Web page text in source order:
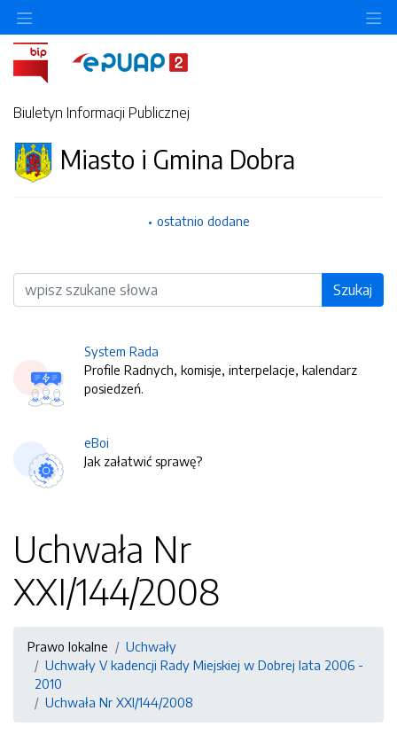
Biuletyn Informacji Publicznej
Miasto i Gmina Dobra
ostatnio dodane
Wyszukiwarka Szukaj
System Rada
Profile Radnych, komisje, interpelacje, kalendarz
posiedzeń.
eBoi
Jak załatwić sprawę?
Uchwała Nr
XXI/144/2008
Prawo lokalne
Uchwały
Uchwały V kadencji Rady Miejskiej w Dobrej lata 2006 -
2010
Uchwała Nr XXI/144/2008